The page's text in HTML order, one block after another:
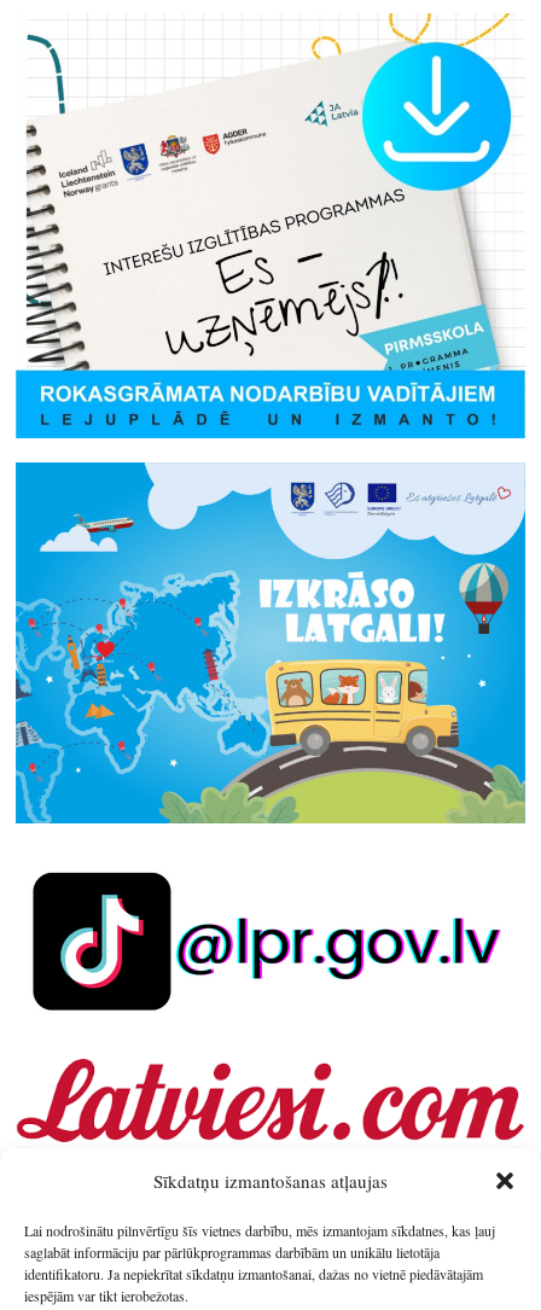
Sīkdatņu izmantošanas atļaujas
Lai nodrošinātu pilnvērtīgu šīs vietnes darbību, mēs izmantojam sīkdatnes, kas ļauj
saglabāt informāciju par pārlūkprogrammas darbībām un unikālu lietotāja
identifikatoru. Ja nepiekrītat sīkdatņu izmantošanai, dažas no vietnē piedāvātajām
iespējām var tikt ierobežotas.